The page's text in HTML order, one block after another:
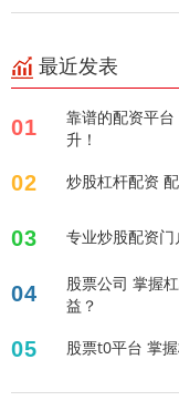
最近发表
01
靠谱的配资平
升！
02 炒股杠杆配资
03 专业炒股配资门
04
股票公司 掌握
益？
05 股票t0平台 掌